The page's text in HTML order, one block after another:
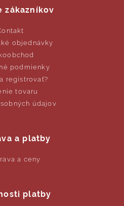
zákazníkov
objednávky
podmienky
registrovať?
tovaru
údajov
a platby
a ceny
platby